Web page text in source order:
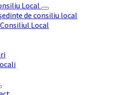
Local
de consiliu local
Local